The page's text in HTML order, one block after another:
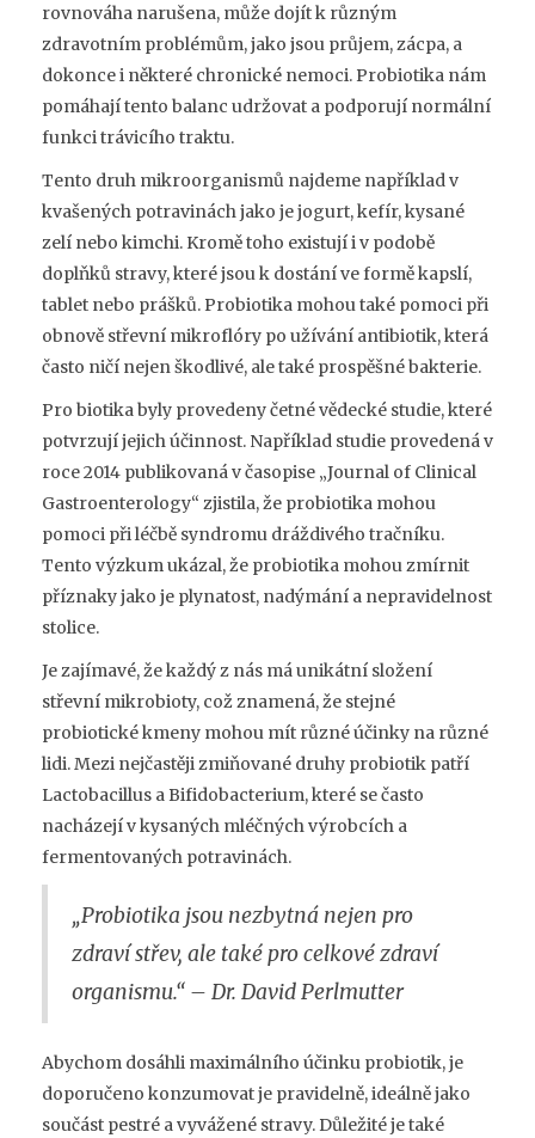
rovnováha narušena, může dojít k různým
zdravotním problémům, jako jsou průjem, zácpa, a
dokonce i některé chronické nemoci. Probiotika nám
pomáhají tento balanc udržovat a podporují normální
funkci trávicího traktu.
Tento druh mikroorganismů najdeme například v
kvašených potravinách jako je jogurt, kefír, kysané
zelí nebo kimchi. Kromě toho existují i v podobě
doplňků stravy, které jsou k dostání ve formě kapslí,
tablet nebo prášků. Probiotika mohou také pomoci při
obnově střevní mikroflóry po užívání antibiotik, která
často ničí nejen škodlivé, ale také prospěšné bakterie.
Pro biotika byly provedeny četné vědecké studie, které
potvrzují jejich účinnost. Například studie provedená v
roce 2014 publikovaná v časopise „Journal of Clinical
Gastroenterology“ zjistila, že probiotika mohou
pomoci při léčbě syndromu dráždivého tračníku.
Tento výzkum ukázal, že probiotika mohou zmírnit
příznaky jako je plynatost, nadýmání a nepravidelnost
stolice.
Je zajímavé, že každý z nás má unikátní složení
střevní mikrobioty, což znamená, že stejné
probiotické kmeny mohou mít různé účinky na různé
lidi. Mezi nejčastěji zmiňované druhy probiotik patří
Lactobacillus a Bifidobacterium, které se často
nacházejí v kysaných mléčných výrobcích a
fermentovaných potravinách.
„Probiotika jsou nezbytná nejen pro
zdraví střev, ale také pro celkové zdraví
organismu.“ – Dr. David Perlmutter
Abychom dosáhli maximálního účinku probiotik, je
doporučeno konzumovat je pravidelně, ideálně jako
součást pestré a vyvážené stravy. Důležité je také